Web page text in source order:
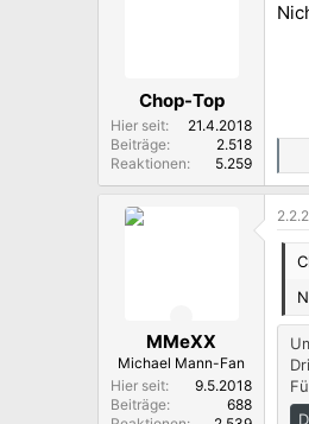
i
Chop-Top
Hier seit
21.4.2018
Beiträge
2.518
Reaktionen
5.259
e
a
k
t
e
n
MMeXX
Michael Mann-Fan
Hier seit
9.5.2018
Beiträge
688